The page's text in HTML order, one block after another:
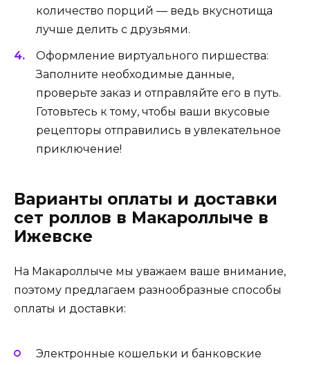
количество порций — ведь вкуснотища
лучше делить с друзьями.
Оформление виртуального пиршества:
Заполните необходимые данные,
проверьте заказ и отправляйте его в путь.
Готовьтесь к тому, чтобы ваши вкусовые
рецепторы отправились в увлекательное
приключение!
Варианты оплаты и доставки
сет роллов в Макароллыче в
Ижевске
На Макароллыче мы уважаем ваше внимание,
поэтому предлагаем разнообразные способы
оплаты и доставки:
Электронные кошельки и банковские